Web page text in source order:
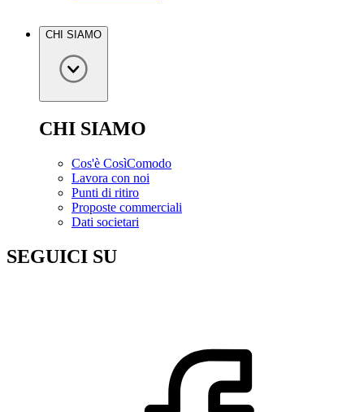
CHI SIAMO
CHI SIAMO
Cos'è CosìComodo
Lavora con noi
Punti di ritiro
Proposte commerciali
Dati societari
SEGUICI SU